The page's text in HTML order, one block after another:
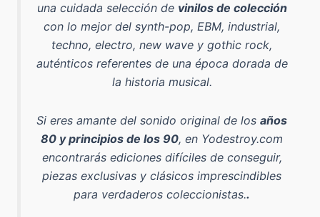
una cuidada selección de vinilos de colección
con lo mejor del synth-pop, EBM, industrial,
techno, electro, new wave y gothic rock,
auténticos referentes de una época dorada de
la historia musical.
Si eres amante del sonido original de los años
80 y principios de los 90, en Yodestroy.com
encontrarás ediciones difíciles de conseguir,
piezas exclusivas y clásicos imprescindibles
para verdaderos coleccionistas..